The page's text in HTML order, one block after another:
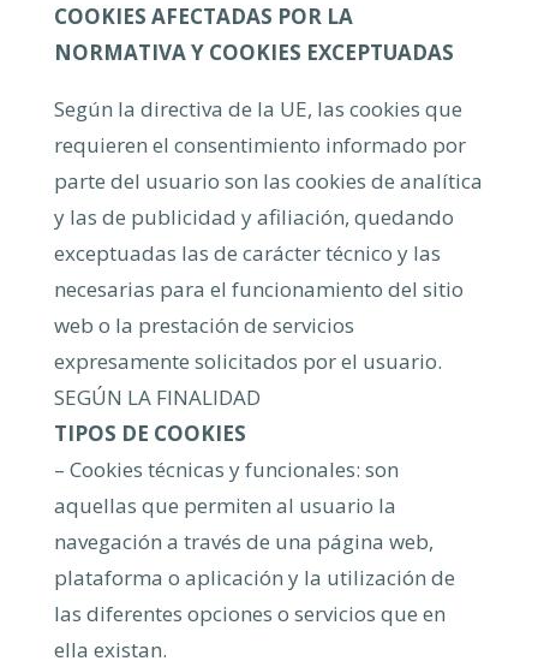
COOKIES AFECTADAS POR LA
NORMATIVA Y COOKIES EXCEPTUADAS
Según la directiva de la UE, las cookies que
requieren el consentimiento informado por
parte del usuario son las cookies de analítica
y las de publicidad y afiliación, quedando
exceptuadas las de carácter técnico y las
necesarias para el funcionamiento del sitio
web o la prestación de servicios
expresamente solicitados por el usuario.
SEGÚN LA FINALIDAD
TIPOS DE COOKIES
– Cookies técnicas y funcionales: son
aquellas que permiten al usuario la
navegación a través de una página web,
plataforma o aplicación y la utilización de
las diferentes opciones o servicios que en
ella existan.